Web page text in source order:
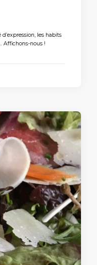
les habits
Affichons-nous !